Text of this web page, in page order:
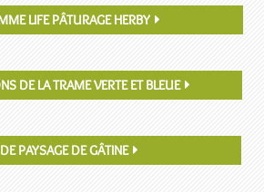
LIFE PÂTURAGE HERBY
DE LA TRAME VERTE ET BLEUE
PAYSAGE DE GÂTINE